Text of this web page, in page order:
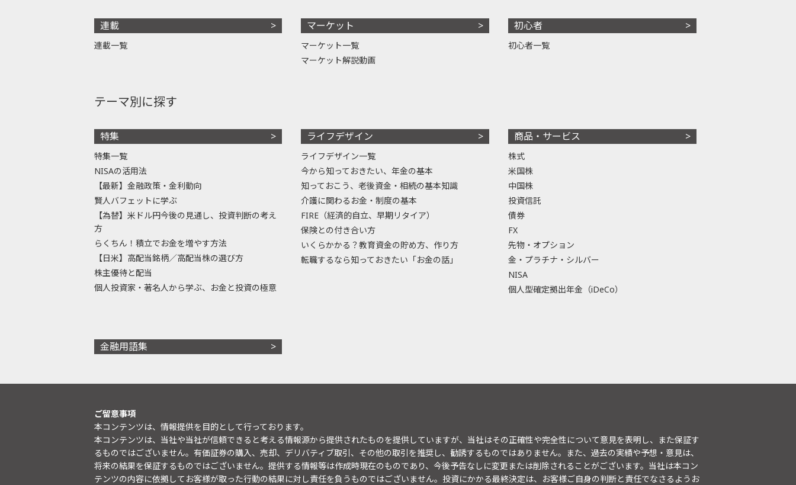
連載
連載一覧
マーケット
マーケット一覧
マーケット解説動画
初心者
初心者一覧
テーマ別に探す
特集
特集一覧
NISAの活用法
【最新】金融政策・金利動向
賢人バフェットに学ぶ
【為替】米ドル円今後の見通し、投資判断の考え
方
らくちん！積立でお金を増やす方法
【日米】高配当銘柄／高配当株の選び方
株主優待と配当
個人投資家・著名人から学ぶ、お金と投資の極意
ライフデザイン
ライフデザイン一覧
今から知っておきたい、年金の基本
知っておこう、老後資金・相続の基本知識
介護に関わるお金・制度の基本
FIRE（経済的自立、早期リタイア）
保険との付き合い方
いくらかかる？教育資金の貯め方、作り方
転職するなら知っておきたい「お金の話」
商品・サービス
株式
米国株
中国株
投資信託
債券
FX
先物・オプション
金・プラチナ・シルバー
NISA
個人型確定拠出年金（iDeCo）
金融用語集
ご留意事項
本コンテンツは、情報提供を目的として行っております。
本コンテンツは、当社や当社が信頼できると考える情報源から提供されたものを提供していますが、当社はその正確性や完全性について意見を表明し、また保証す
るものではございません。有価証券の購入、売却、デリバティブ取引、その他の取引を推奨し、勧誘するものではありません。また、過去の実績や予想・意見は、
将来の結果を保証するものではございません。提供する情報等は作成時現在のものであり、今後予告なしに変更または削除されることがございます。当社は本コン
テンツの内容に依拠してお客様が取った行動の結果に対し責任を負うものではございません。投資にかかる最終決定は、お客様ご自身の判断と責任でなさるようお